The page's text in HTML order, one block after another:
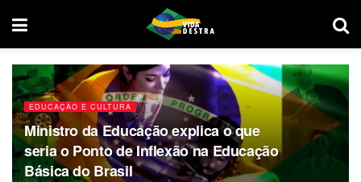
EDUCAÇÃO E CULTURA
Ministro da Educação explica o que
seria o Ponto de Inflexão na Educação
Básica do Brasil